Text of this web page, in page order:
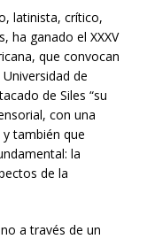
latinista, crítico,
ha ganado el XXXV
que convocan
de
de Siles “su
con una
también que
la
de la
a través de un